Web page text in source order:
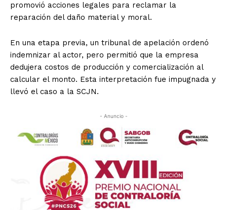
promovió acciones legales para reclamar la
reparación del daño material y moral.
En una etapa previa, un tribunal de apelación ordenó
indemnizar al actor, pero permitió que la empresa
dedujera costos de producción y comercialización al
calcular el monto. Esta interpretación fue impugnada y
llevó el caso a la SCJN.
- Anuncio -